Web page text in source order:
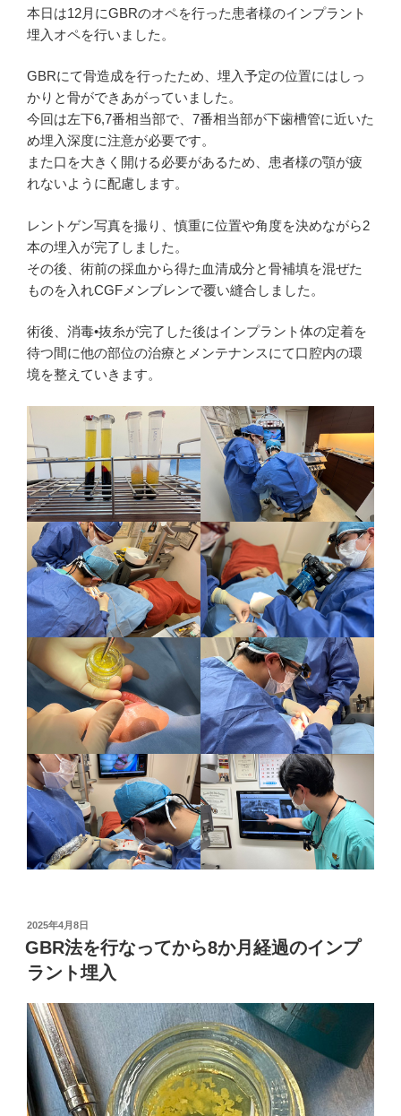
本日は12月にGBRのオペを行った患者様のインプラント
埋入オペを行いました。
GBRにて骨造成を行ったため、埋入予定の位置にはしっ
かりと骨ができあがっていました。
今回は左下6,7番相当部で、7番相当部が下歯槽管に近いた
め埋入深度に注意が必要です。
また口を大きく開ける必要があるため、患者様の顎が疲
れないように配慮します。
レントゲン写真を撮り、慎重に位置や角度を決めながら2
本の埋入が完了しました。
その後、術前の採血から得た血清成分と骨補填を混ぜた
ものを入れCGFメンブレンで覆い縫合しました。
術後、消毒•抜糸が完了した後はインプラント体の定着を
待つ間に他の部位の治療とメンテナンスにて口腔内の環
境を整えていきます。
投
稿
日:
2025年4月8日
GBR法を行なってから8か月経過のインプ
ラント埋入